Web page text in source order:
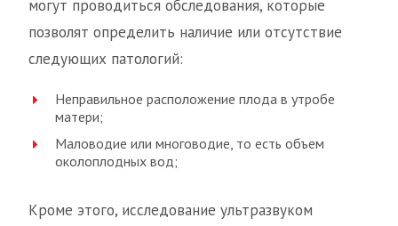
могут проводиться обследования, которые
позволят определить наличие или отсутствие
следующих патологий:
Неправильное расположение плода в утробе
матери;
Маловодие или многоводие, то есть объем
околоплодных вод;
Кроме этого, исследование ультразвуком